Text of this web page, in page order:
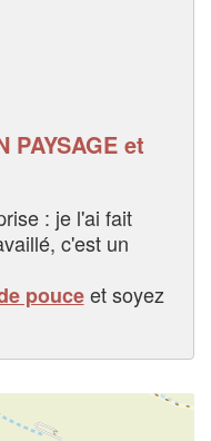
PAYSAGE et
: je l'ai fait
c'est un
pouceet soyez